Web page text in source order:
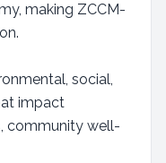
making ZCCM-
social,
impact
community well-